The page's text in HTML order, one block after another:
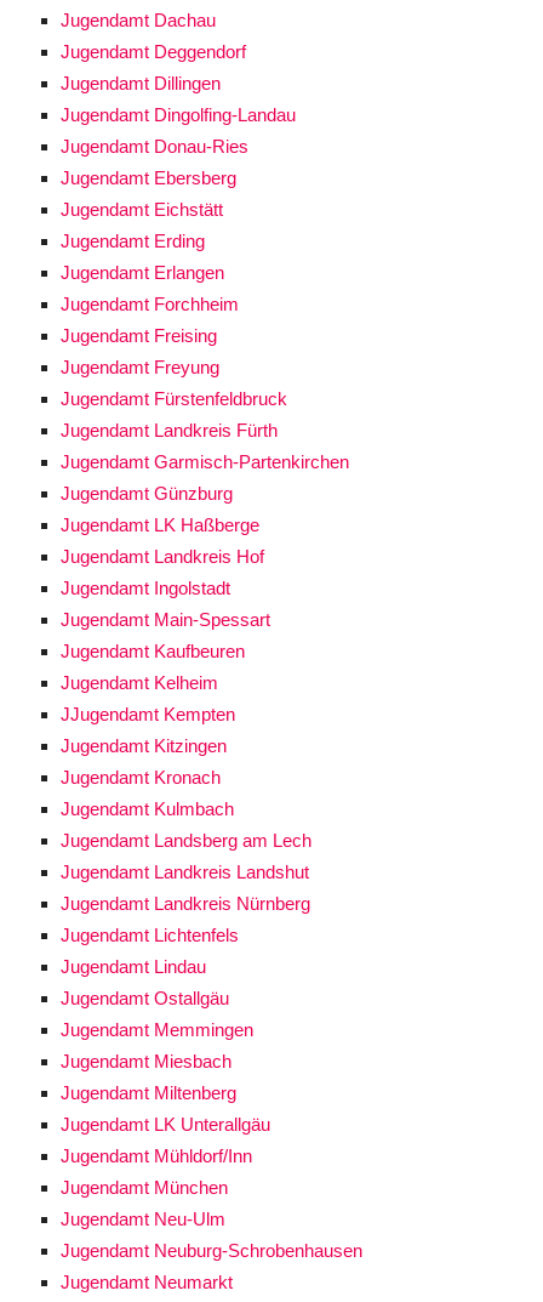
Jugendamt Dachau
Jugendamt Deggendorf
Jugendamt Dillingen
Jugendamt Dingolfing-Landau
Jugendamt Donau-Ries
Jugendamt Ebersberg
Jugendamt Eichstätt
Jugendamt Erding
Jugendamt Erlangen
Jugendamt Forchheim
Jugendamt Freising
Jugendamt Freyung
Jugendamt Fürstenfeldbruck
Jugendamt Landkreis Fürth
Jugendamt Garmisch-Partenkirchen
Jugendamt Günzburg
Jugendamt LK Haßberge
Jugendamt Landkreis Hof
Jugendamt Ingolstadt
Jugendamt Main-Spessart
Jugendamt Kaufbeuren
Jugendamt Kelheim
JJugendamt Kempten
Jugendamt Kitzingen
Jugendamt Kronach
Jugendamt Kulmbach
Jugendamt Landsberg am Lech
Jugendamt Landkreis Landshut
Jugendamt Landkreis Nürnberg
Jugendamt Lichtenfels
Jugendamt Lindau
Jugendamt Ostallgäu
Jugendamt Memmingen
Jugendamt Miesbach
Jugendamt Miltenberg
Jugendamt LK Unterallgäu
Jugendamt Mühldorf/Inn
Jugendamt München
Jugendamt Neu-Ulm
Jugendamt Neuburg-Schrobenhausen
Jugendamt Neumarkt